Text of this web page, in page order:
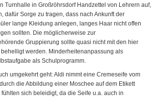
Turnhalle in Großröhrsdorf Handzettel von Lehrern auf,
dafür Sorge zu tragen, dass nach Ankunft der
lange Kleidung anlegen, langes Haar nicht offen
sollten. Die möglicherweise zur
Gruppierung sollte quasi nicht mit den hier
werden. Minderheitenanpassung als
als Schulprogramm.
umgekehrt geht: Aldi nimmt eine Cremeseife vom
die Abbildung einer Moschee auf dem Etikett
sich beleidigt, da die Seife u.a. auch in